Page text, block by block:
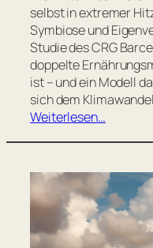
selbst in extremer
Symbiose und
Studie des CRG
doppelte
ist – und ein Modell
sich dem
Weiterlesen…